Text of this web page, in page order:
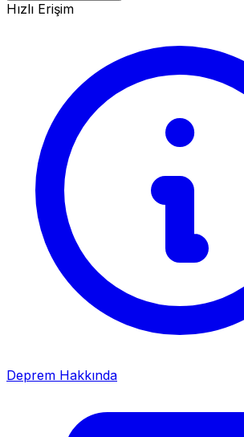
Hızlı Erişim
Deprem Hakkında